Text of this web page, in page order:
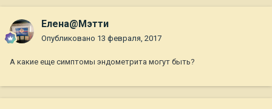
Елена@Мэтти
Опубликовано 13 февраля, 2017
А какие еще симптомы эндометрита могут быть?